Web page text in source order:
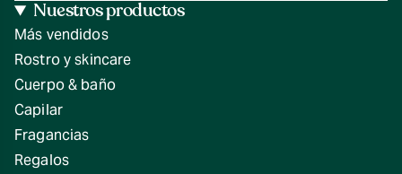
Nuestros productos
Más vendidos
Rostro y skincare
Cuerpo & baño
Capilar
Fragancias
Regalos